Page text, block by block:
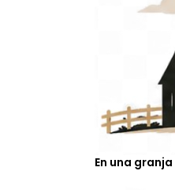
En una granja